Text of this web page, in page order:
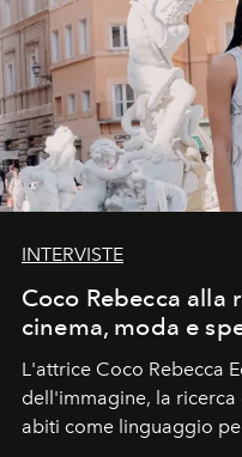
INTERVISTE
Coco Rebecca alla
cinema, moda e
L'attrice Coco Rebecca
dell'immagine, la
abiti come linguaggio